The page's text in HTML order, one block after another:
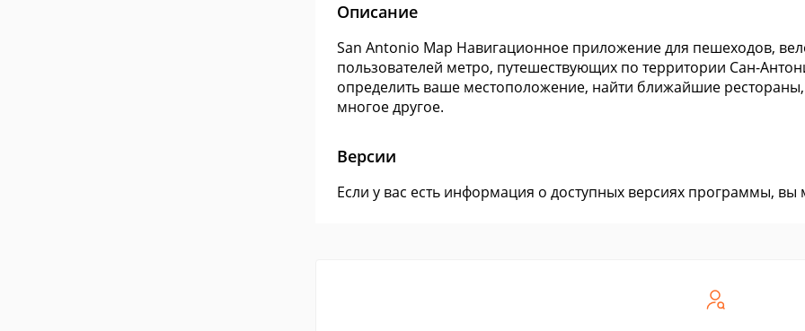
Описание
San Antonio Map Навигационное приложение для пешеходов,
пользователей метро, путешествующих по территории Сан-
определить ваше местоположение, найти ближайшие
многое другое.
Версии
Если у вас есть информация о доступных версиях программы,